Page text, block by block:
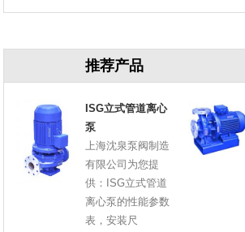
推荐产品
ISG立式管道离心
泵
上海沈泉泵阀制造
有限公司为您提
供：ISG立式管道
离心泵的性能参数
表，安装尺